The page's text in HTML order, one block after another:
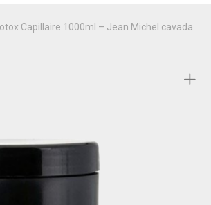
Capillaire 1000ml – Jean Michel cavada